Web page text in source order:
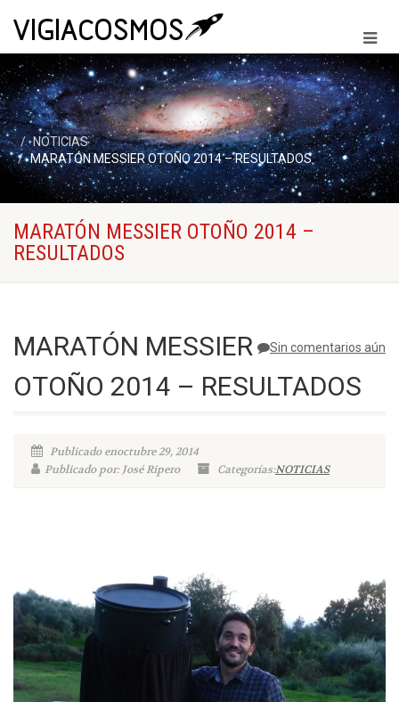
NOTICIAS
MARATÓN MESSIER OTOÑO 2014 – RESULTADOS
MARATÓN MESSIER OTOÑO 2014 –
RESULTADOS
Sin comentarios aún
MARATÓN MESSIER
OTOÑO 2014 – RESULTADOS
Publicado enoctubre 29, 2014
Publicado por: José Ripero
Categorías:NOTICIAS